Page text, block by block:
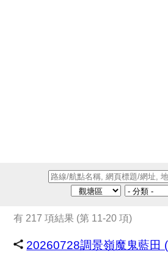
有 217 項結果 (第 11-20 項)
20260728調景嶺魔鬼藍田